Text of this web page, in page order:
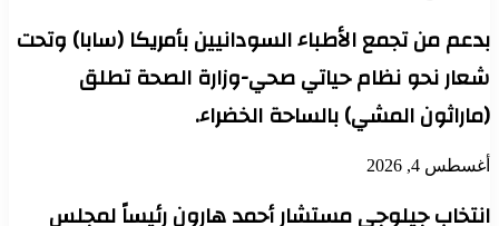
بدعم من تجمع الأطباء السودانيين بأمريكا (سابا) وتحت
شعار نحو نظام حياتي صحي-وزارة الصحة تطلق
(ماراثون المشي) بالساحة الخضراء.
أغسطس 4, 2026
انتخاب جيلوجي مستشار أحمد هارون رئيساً لمجلس